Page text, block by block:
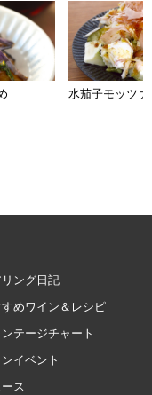
水茄子モッツァ
ング日記
すめワイン＆レシピ
テージチャート
イベント
ス